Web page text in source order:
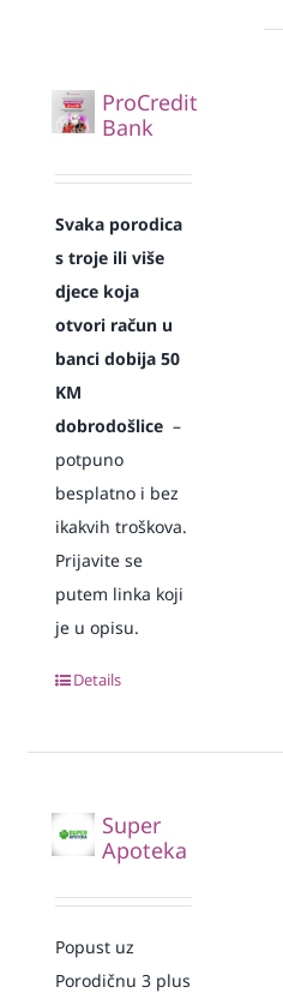
ProCredit
Bank
Svaka porodica
s troje ili više
djece koja
otvori račun u
banci dobija 50
KM
dobrodošlice–
potpuno
besplatno i bez
ikakvih troškova.
Prijavite se
putem linka koji
je u opisu.
Details
Super
Apoteka
Popust uz
Porodičnu 3 plus